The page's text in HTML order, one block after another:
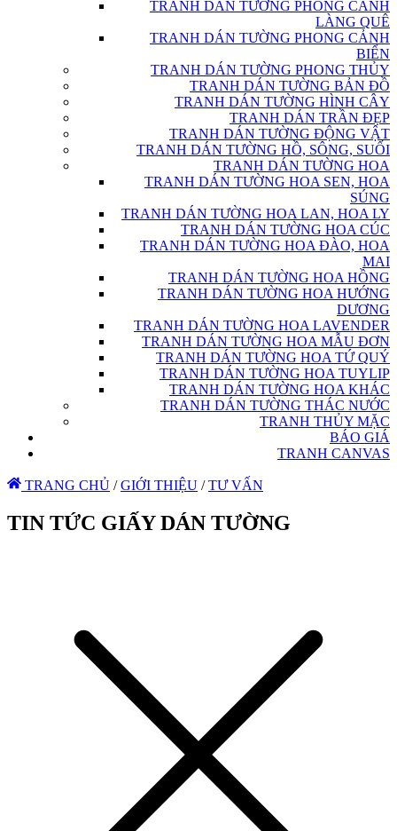
TRANH DÁN TƯỜNG PHONG CẢNH
LÀNG QUÊ
TRANH DÁN TƯỜNG PHONG CẢNH
BIỂN
TRANH DÁN TƯỜNG PHONG THỦY
TRANH DÁN TƯỜNG BẢN ĐỒ
TRANH DÁN TƯỜNG HÌNH CÂY
TRANH DÁN TRẦN ĐẸP
TRANH DÁN TƯỜNG ĐỘNG VẬT
TRANH DÁN TƯỜNG HỒ, SÔNG, SUỐI
TRANH DÁN TƯỜNG HOA
TRANH DÁN TƯỜNG HOA SEN, HOA
SÚNG
TRANH DÁN TƯỜNG HOA LAN, HOA LY
TRANH DÁN TƯỜNG HOA CÚC
TRANH DÁN TƯỜNG HOA ĐÀO, HOA
MAI
TRANH DÁN TƯỜNG HOA HỒNG
TRANH DÁN TƯỜNG HOA HƯỚNG
DƯƠNG
TRANH DÁN TƯỜNG HOA LAVENDER
TRANH DÁN TƯỜNG HOA MẪU ĐƠN
TRANH DÁN TƯỜNG HOA TỨ QUÝ
TRANH DÁN TƯỜNG HOA TUYLIP
TRANH DÁN TƯỜNG HOA KHÁC
TRANH DÁN TƯỜNG THÁC NƯỚC
TRANH THỦY MẶC
BÁO GIÁ
TRANH CANVAS
TRANG CHỦ / GIỚI THIỆU / TƯ VẤN
TIN TỨC GIẤY DÁN TƯỜNG